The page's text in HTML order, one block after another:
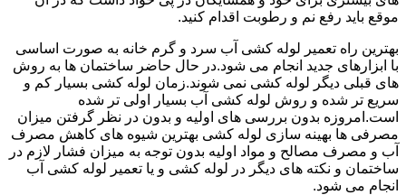
موقع باید رفع نم و رطوبت اقدام کنید.
بهترین راه تعمیر لوله کشی آب سرد و گرم خانه به صورت اساسی
با ابزارهای جدید انجام می شود.در حال حاضر ساختمان ها به روش
های قبلی دیگر لوله کشی نمی شوند.زمان لوله کشی بسیار کم و
سریع تر شده و روش لوله کشی آب بسیار اولی تر شده
است.امروزه بدون بررسی های اولیه و بدون در نظر گرفتن میزان
مصرفی ها بهینه سازی لوله کشی بهترین شیوه های کاهش مصرف
آب و مصرف مصالح و مواد اولیه بدون توجه به میزان فشار لازم در
ساختمان و نکته های دیگر در لوله کشی و یا تعمیر لوله کشی آب
انجام می شود.